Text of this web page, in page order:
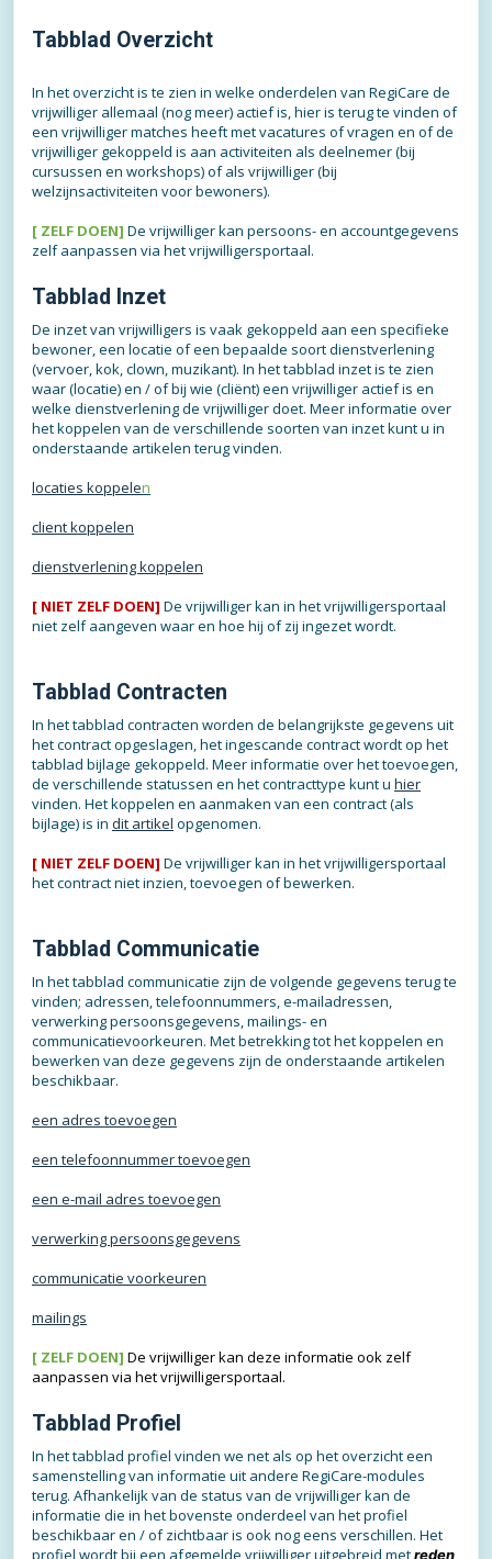
Tabblad Overzicht
In het overzicht is te zien in welke onderdelen van RegiCare de
vrijwilliger allemaal (nog meer) actief is, hier is terug te vinden of
een vrijwilliger matches heeft met vacatures of vragen en of de
vrijwilliger gekoppeld is aan activiteiten als deelnemer (bij
cursussen en workshops) of als vrijwilliger (bij
welzijnsactiviteiten voor bewoners).
[ ZELF DOEN] De vrijwilliger kan persoons- en accountgegevens
zelf aanpassen via het vrijwilligersportaal.
Tabblad Inzet
De inzet van vrijwilligers is vaak gekoppeld aan een specifieke
bewoner, een locatie of een bepaalde soort dienstverlening
(vervoer, kok, clown, muzikant). In het tabblad inzet is te zien
waar (locatie) en / of bij wie (cliënt) een vrijwilliger actief is en
welke dienstverlening de vrijwilliger doet. Meer informatie over
het koppelen van de verschillende soorten van inzet kunt u in
onderstaande artikelen terug vinden.
locaties koppelen
client koppelen
dienstverlening koppelen
[ NIET ZELF DOEN] De vrijwilliger kan in het vrijwilligersportaal
niet zelf aangeven waar en hoe hij of zij ingezet wordt.
Tabblad Contracten
In het tabblad contracten worden de belangrijkste gegevens uit
het contract opgeslagen, het ingescande contract wordt op het
tabblad bijlage gekoppeld. Meer informatie over het toevoegen,
de verschillende statussen en het contracttype kunt u hier
vinden. Het koppelen en aanmaken van een contract (als
bijlage) is in dit artikel opgenomen.
[ NIET ZELF DOEN] De vrijwilliger kan in het vrijwilligersportaal
het contract niet inzien, toevoegen of bewerken.
Tabblad Communicatie
In het tabblad communicatie zijn de volgende gegevens terug te
vinden; adressen, telefoonnummers, e-mailadressen,
verwerking persoonsgegevens, mailings- en
communicatievoorkeuren. Met betrekking tot het koppelen en
bewerken van deze gegevens zijn de onderstaande artikelen
beschikbaar.
een adres toevoegen
een telefoonnummer toevoegen
een e-mail adres toevoegen
verwerking persoonsgegevens
communicatie voorkeuren
mailings
[ ZELF DOEN] De vrijwilliger kan deze informatie ook zelf
aanpassen via het vrijwilligersportaal.
Tabblad Profiel
In het tabblad profiel vinden we net als op het overzicht een
samenstelling van informatie uit andere RegiCare-modules
terug. Afhankelijk van de status van de vrijwilliger kan de
informatie die in het bovenste onderdeel van het profiel
beschikbaar en / of zichtbaar is ook nog eens verschillen. Het
profiel wordt bij een afgemelde vrijwilliger uitgebreid metreden